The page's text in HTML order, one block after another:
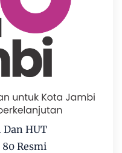
Dan HUT
Resmi